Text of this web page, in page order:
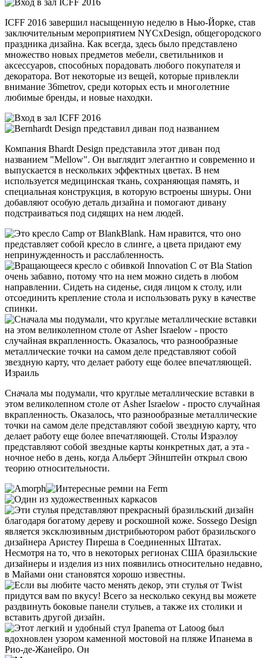
ICFF 2016 завершил насыщенную неделю в Нью-Йорке, став
заключительным мероприятием NYCxDesign, общегородского
праздника дизайна. Как всегда, здесь было представлено
множество новых предметов мебели, светильников и
аксессуаров, способных порадовать любого покупателя и
декоратора. Вот некоторые из вещей, которые привлекли
внимание 36metrov, среди которых есть и многолетние
любимые бренды, и новые находки.
Компания Bhardt Design представила этот диван под
названием "Mellow". Он выглядит элегантно и современно и
выпускается в нескольких эффектных цветах. В нем
используется медицинская ткань, сохраняющая память, и
специальная конструкция, в которую встроены шнуры. Они
добавляют особую деталь дизайна и помогают дивану
подстраиваться под сидящих на нем людей.
Сначала мы подумали, что круглые металлические вставки в
этом великолепном столе от Asher Israelow - просто случайная
вкрапленность. Оказалось, что разнообразные металлические
точки на самом деле представляют собой звездную карту, что
делает работу еще более впечатляющей. Столы Израэлоу
представляют собой звездные карты конкретных дат, а эта -
ночное небо в день, когда Альберт Эйнштейн открыл свою
теорию относительности.